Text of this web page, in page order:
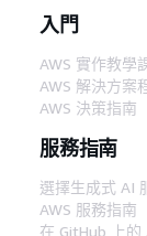
入門
AWS 實作教學
AWS 解決方案
AWS 決策指南
服務指南
選擇生成式 AI
AWS 服務指南
在 GitHub 上的